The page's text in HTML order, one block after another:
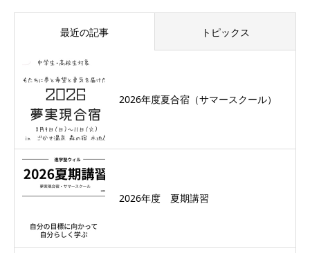
最近の記事 トピックス
2026年度夏合宿（サマースクール）
2026年度 夏期講習